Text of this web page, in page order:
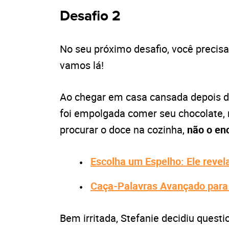
Desafio 2
No seu próximo desafio, você
vamos lá!
Ao chegar em casa cansada depois
foi empolgada comer seu
procurar o doce na cozinha, não o
Escolha um Espelho: Ele
Caça-Palavras Avançado
Bem irritada, Stefanie decidiu